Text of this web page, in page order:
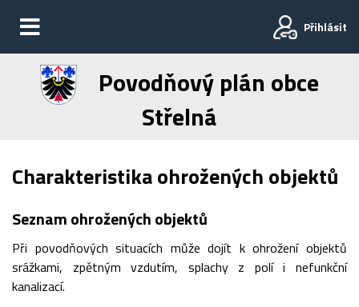
Přihlásit
Povodňový plán obce
Střelná
Charakteristika ohrožených objektů
Seznam ohrožených objektů
Při povodňových situacích může dojít k ohrožení objektů
srážkami, zpětným vzdutím, splachy z polí i nefunkční
kanalizací.